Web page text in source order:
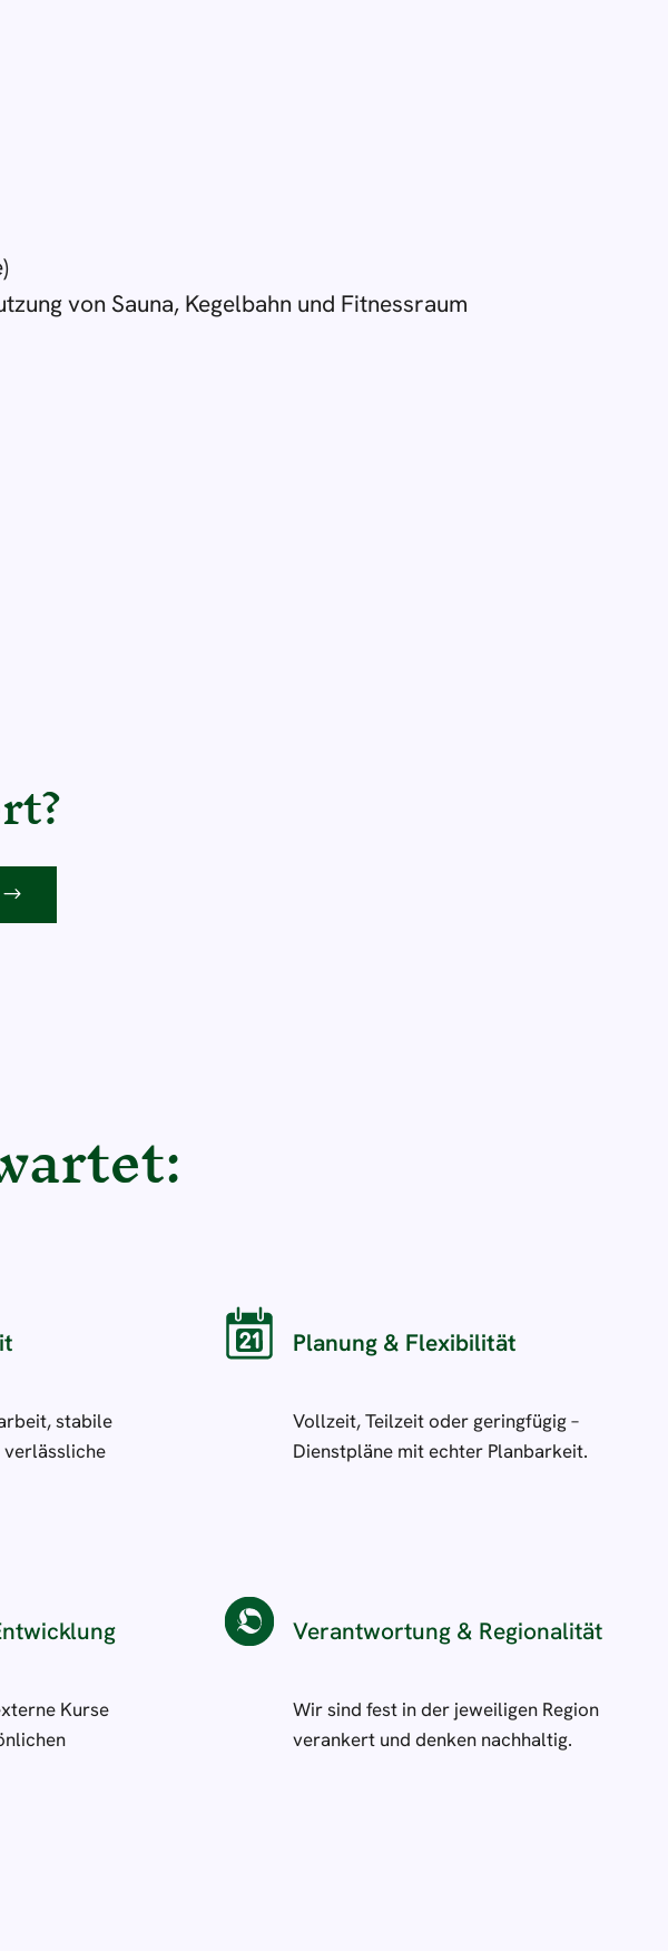
von Sauna, Kegelbahn und Fitnessraum
stabile
verlässliche
Planung & Flexibilität
Vollzeit, Teilzeit oder geringfügig –
Dienstpläne mit echter Planbarkeit.
Kurse
Verantwortung & Regionalität
Wir sind fest in der jeweiligen Region
verankert und denken nachhaltig.